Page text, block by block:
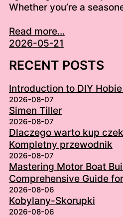
Whether you’re a
Read more...
2026-05-21
RECENT POSTS
Introduction to DIY
2026-08-07
Simen Tiller
2026-08-07
Dlaczego warto kup
Kompletny przewodnik
2026-08-07
Mastering Motor Boat
Comprehensive Guide
2026-08-06
Kobylany-Skorupki
2026-08-06